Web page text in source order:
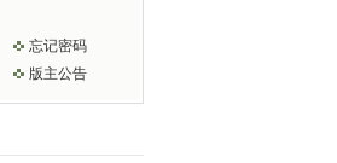
忘记密码
版主公告